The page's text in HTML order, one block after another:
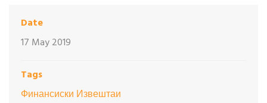
Date
17 May 2019
Tags
Финансиски Извештаи